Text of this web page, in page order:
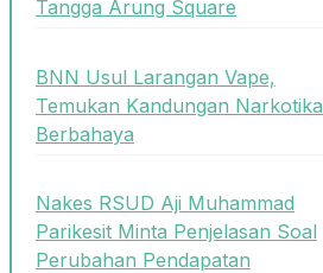
Tangga Arung Square
BNN Usul Larangan Vape,
Temukan Kandungan Narkotika
Berbahaya
Nakes RSUD Aji Muhammad
Parikesit Minta Penjelasan Soal
Perubahan Pendapatan